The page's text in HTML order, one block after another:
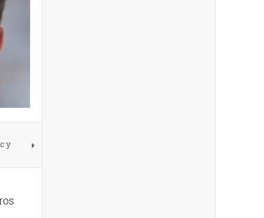
y